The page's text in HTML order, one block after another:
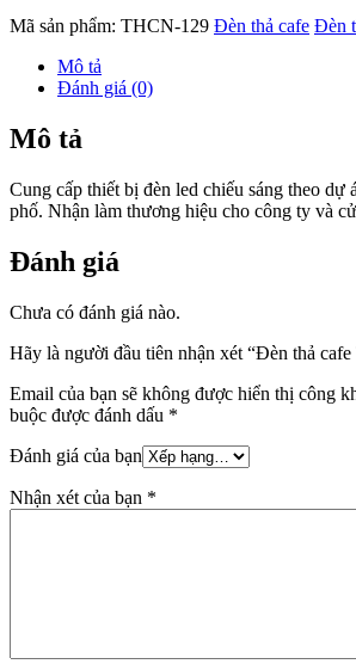
Mã sản phẩm: THCN-129 Đèn thả cafe Đèn
Mô tả
Đánh giá (0)
Mô tả
Cung cấp thiết bị đèn led chiếu sáng theo dự
phố. Nhận làm thương hiệu cho công ty và
Đánh giá
Chưa có đánh giá nào.
Hãy là người đầu tiên nhận xét “Đèn thả
Email của bạn sẽ không được hiển thị công
buộc được đánh dấu *
Đánh giá của bạn
Nhận xét của bạn *